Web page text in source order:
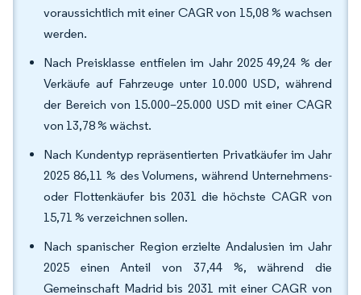
voraussichtlich mit einer CAGR von 15,08 % wachsen
werden.
Nach Preisklasse entfielen im Jahr 2025 49,24 % der
Verkäufe auf Fahrzeuge unter 10.000 USD, während
der Bereich von 15.000–25.000 USD mit einer CAGR
von 13,78 % wächst.
Nach Kundentyp repräsentierten Privatkäufer im Jahr
2025 86,11 % des Volumens, während Unternehmens-
oder Flottenkäufer bis 2031 die höchste CAGR von
15,71 % verzeichnen sollen.
Nach spanischer Region erzielte Andalusien im Jahr
2025 einen Anteil von 37,44 %, während die
Gemeinschaft Madrid bis 2031 mit einer CAGR von